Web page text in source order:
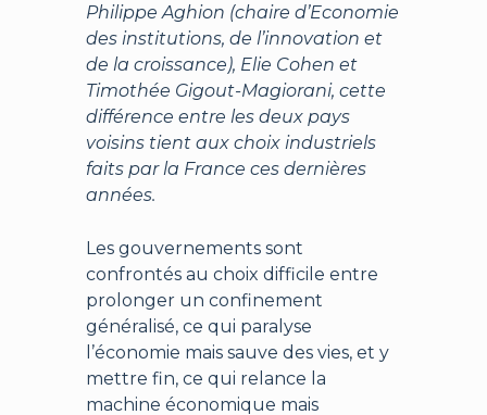
Philippe Aghion (chaire d’Economie
des institutions, de l’innovation et
de la croissance), Elie Cohen et
Timothée Gigout-Magiorani, cette
différence entre les deux pays
voisins tient aux choix industriels
faits par la France ces dernières
années.
Les gouvernements sont
confrontés au choix difficile entre
prolonger un confinement
généralisé, ce qui paralyse
l’économie mais sauve des vies, et y
mettre fin, ce qui relance la
machine économique mais